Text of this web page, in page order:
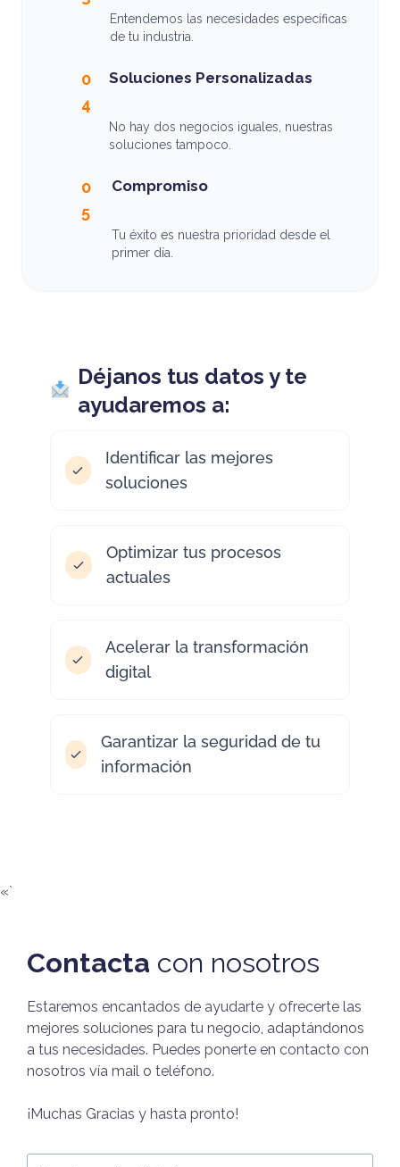
Entendemos las necesidades específicas
de tu industria.
0
4
Soluciones Personalizadas
No hay dos negocios iguales, nuestras
soluciones tampoco.
0
5
Compromiso
Tu éxito es nuestra prioridad desde el
primer día.
Déjanos tus datos y te
ayudaremos a:
Identificar las mejores
soluciones
Optimizar tus procesos
actuales
Acelerar la transformación
digital
Garantizar la seguridad de tu
información
«`
Contacta con nosotros
Estaremos encantados de ayudarte y ofrecerte las
mejores soluciones para tu negocio, adaptándonos
a tus necesidades. Puedes ponerte en contacto con
nosotros vía mail o teléfono.
¡Muchas Gracias y hasta pronto!